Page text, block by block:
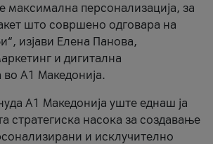
максимална персонализација, за
што совршено одговара на
изјави Елена Панова,
и дигитална
А1 Македонија.
А1 Македонија уште еднаш ја
стратегиска насока за создавање
и исклучително